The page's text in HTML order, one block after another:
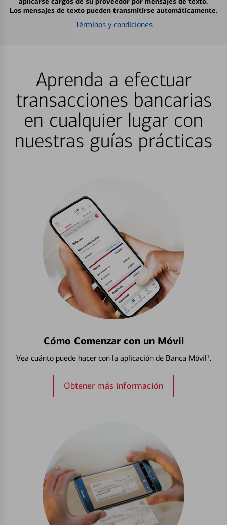
Los mensajes de texto pueden transmitirse automáticamente.
Términos y condiciones
Aprenda a efectuar
transacciones bancarias
en cualquier lugar con
nuestras guías prácticas
Cómo Comenzar con un Móvil
Vea cuánto puede hacer con la aplicación de Banca Móvil¹.
Obtener más información